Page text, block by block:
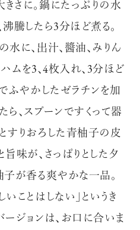
さに。鍋にたっぷりの水
騰したら3分ほど煮る。
水に、出汁、醬油、みりん
ムを3、4枚入れ、3分ほど
ふやかしたゼラチンを加
ら、スプーンですくって器
すりおろした青柚子の皮
味が、さっぱりとした夕
子が香る爽やかな一品。
ことはしない」というき
ージョンは、お口に合いま